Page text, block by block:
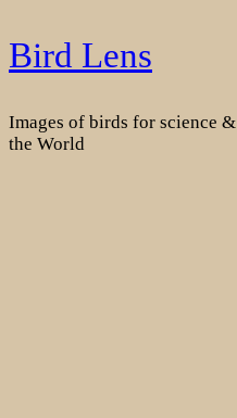
Skip
to
Bird Lens
Images of birds for science
the World